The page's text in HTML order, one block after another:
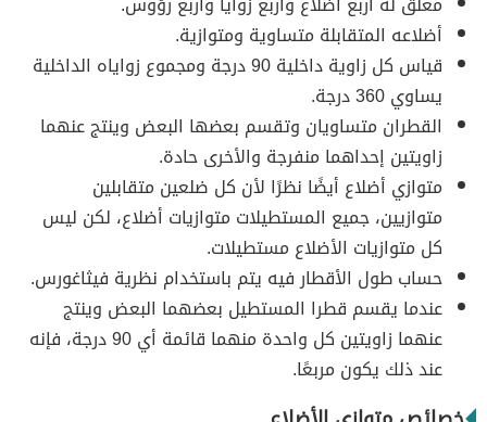
أضلاعه المتقابلة متساوية ومتوازية.
قياس كل زاوية داخلية 90 درجة ومجموع زواياه الداخلية
يساوي 360 درجة.
القطران متساويان وتقسم بعضها البعض وينتج عنهما
زاويتين إحداهما منفرجة والأخرى حادة.
متوازي أضلاع أيضًا نظرًا لأن كل ضلعين متقابلين
متوازيين، جميع المستطيلات متوازيات أضلاع، لكن ليس
كل متوازيات الأضلاع مستطيلات.
حساب طول الأقطار فيه يتم باستخدام نظرية فيثاغورس.
عندما يقسم قطرا المستطيل بعضهما البعض وينتج
عنهما زاويتين كل واحدة منهما قائمة أي 90 درجة، فإنه
عند ذلك يكون مربعًا.